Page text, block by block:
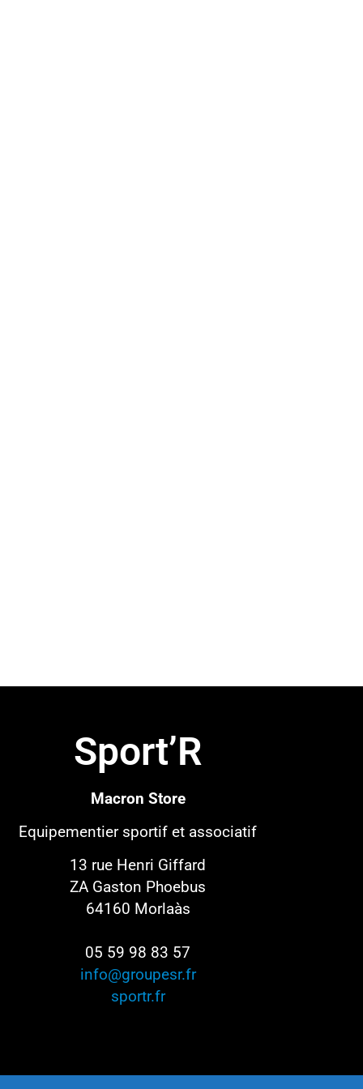
Sport’R
Macron Store
Equipementier sportifet associatif
13 rue Henri Giffard
ZA Gaston Phoebus
64160 Morlaàs
05 59 98 83 57
info@groupesr.fr
sportr.fr